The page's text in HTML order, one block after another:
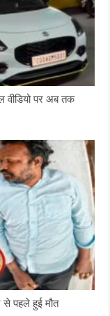
वीडियो पर अब तक
पहले हुई मौत